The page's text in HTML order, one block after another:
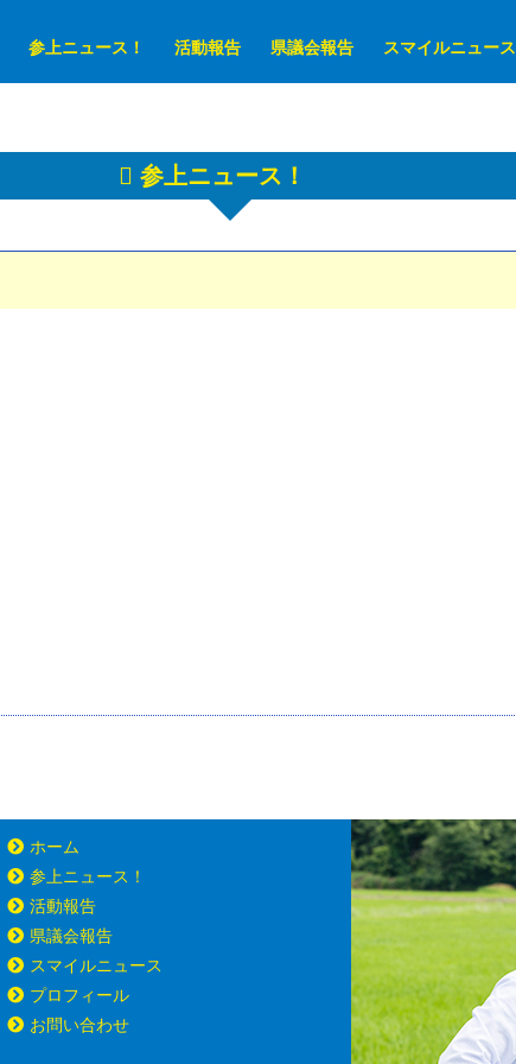
参上ニュース！ 活動報告 県議会報告 スマイルニュース
参上ニュース！
ホーム
参上ニュース！
活動報告
県議会報告
スマイルニュース
プロフィール
お問い合わせ